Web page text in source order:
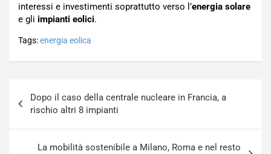
interessi e investimenti soprattutto verso l’energia solare
e gli impianti eolici.
Tags:energia eolica
articoli
Dopo il caso della centrale nucleare in Francia, a
rischio altri 8 impianti
La mobilità sostenibile a Milano, Roma e nel resto